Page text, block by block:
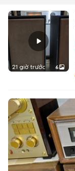
21 giờ trước 6